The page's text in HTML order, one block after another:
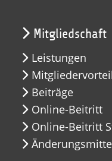
Mitgliedschaft
Leistungen
Beiträge
Online-Beitritt
Online-Beitritt